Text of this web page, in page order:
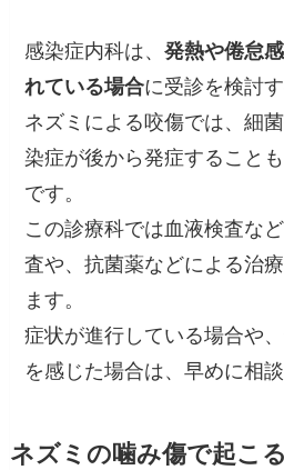
感染症内科は、発熱や倦怠
れている場合に受診を検討
ネズミによる咬傷では、細
染症が後から発症すること
です。
この診療科では血液検査な
査や、抗菌薬などによる治
ます。
症状が進行している場合や
を感じた場合は、早めに相談
ネズミの噛み傷で起こ